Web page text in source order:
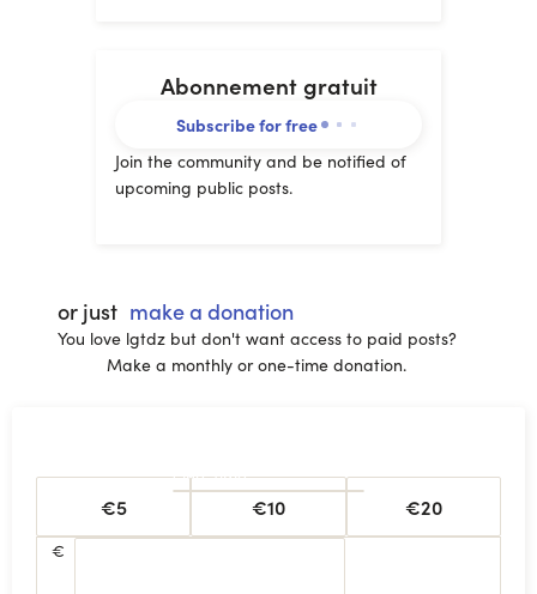
Abonnement gratuit
Subscribe for free
Join the community and be notified of
upcoming public posts.
or just make a donation
You love lgtdz but don't want access to paid posts?
Make a monthly or one-time donation.
One-time
€5 €10 €20
€